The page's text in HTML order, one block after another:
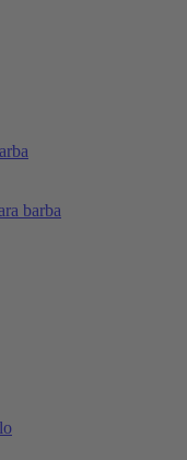
barba